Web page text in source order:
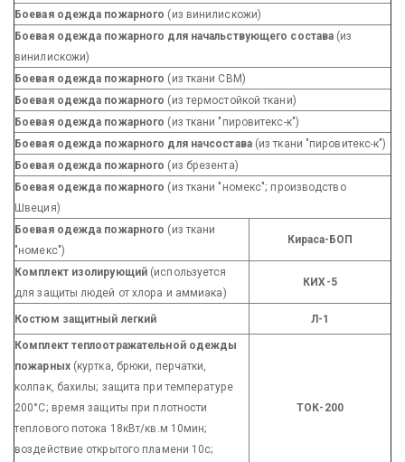
Боевая одежда пожарного (из винилискожи)
Боевая одежда пожарного для начальствующего состава (из
винилискожи)
Боевая одежда пожарного (из ткани СВМ)
Боевая одежда пожарного (из термостойкой ткани)
Боевая одежда пожарного (из ткани "пировитекс-к")
Боевая одежда пожарного для начсостава(из ткани "пировитекс-к")
Боевая одежда пожарного (из брезента)
Боевая одежда пожарного (из ткани "номекс"; производство
Швеция)
Боевая одежда пожарного (из ткани
"номекс")
Кираса-БОП
Комплект изолирующий (используется
для защиты людей от хлора и аммиака)
КИХ-5
Костюм защитный легкий Л-1
Комплект теплоотражательной одежды
пожарных(куртка, брюки, перчатки,
колпак, бахилы; защита при температуре
200°С; время защиты при плотности
теплового потока 18кВт/кв.м 10мин;
воздействие открытого пламени 10с;
ТОК-200